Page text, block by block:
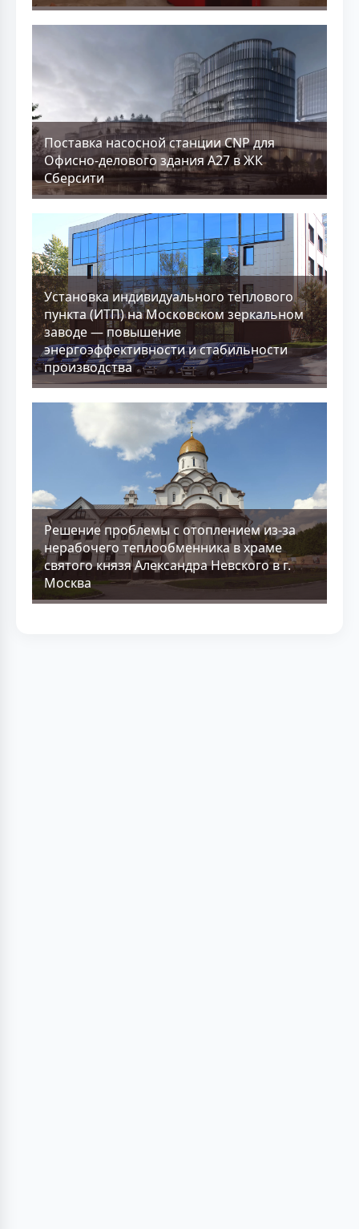
Поставка насосной станции CNP для
Офисно-делового здания А27 в ЖК
Сберсити
Установка индивидуального теплового
пункта (ИТП) на Московском зеркальном
заводе — повышение
энергоэффективности и стабильности
производства
Решение проблемы с отоплением из-за
нерабочего теплообменника в храме
святого князя Александра Невского в г.
Москва